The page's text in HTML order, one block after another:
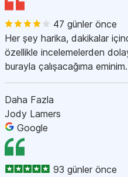
47 günler önce
Her şey harika, dakikalar
özellikle incelemelerden
burayla çalışacağıma
Daha Fazla
Jody Lamers
Google
93 günler önce